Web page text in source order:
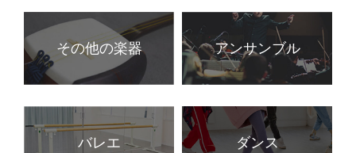
その他の楽器 アンサンブル
バレエ ダンス